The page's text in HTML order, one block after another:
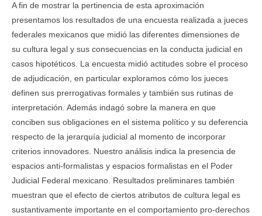
A fin de mostrar la pertinencia de esta aproximación
presentamos los resultados de una encuesta realizada a jueces
federales mexicanos que midió las diferentes dimensiones de
su cultura legal y sus consecuencias en la conducta judicial en
casos hipotéticos. La encuesta midió actitudes sobre el proceso
de adjudicación, en particular exploramos cómo los jueces
definen sus prerrogativas formales y también sus rutinas de
interpretación. Además indagó sobre la manera en que
conciben sus obligaciones en el sistema político y su deferencia
respecto de la jerarquía judicial al momento de incorporar
criterios innovadores. Nuestro análisis indica la presencia de
espacios anti-formalistas y espacios formalistas en el Poder
Judicial Federal mexicano. Resultados preliminares también
muestran que el efecto de ciertos atributos de cultura legal es
sustantivamente importante en el comportamiento pro-derechos